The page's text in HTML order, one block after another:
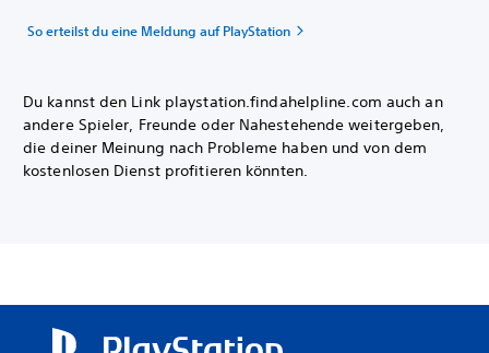
So erteilst du eine Meldung auf PlayStation
Du kannst den Link playstation.findahelpline.com auch an
andere Spieler, Freunde oder Nahestehende weitergeben,
die deiner Meinung nach Probleme haben und von dem
kostenlosen Dienst profitieren könnten.